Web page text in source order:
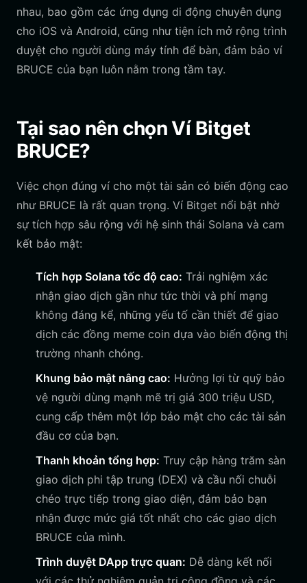
nhau, bao gồm các ứng dụng di động chuyên dụng
cho iOS và Android, cũng như tiện ích mở rộng trình
duyệt cho người dùng máy tính để bàn, đảm bảo ví
BRUCE của bạn luôn nằm trong tầm tay.
Tại sao nên chọn Ví Bitget
BRUCE?
Việc chọn đúng ví cho một tài sản có biến động cao
như BRUCE là rất quan trọng. Ví Bitget nổi bật nhờ
sự tích hợp sâu rộng với hệ sinh thái Solana và cam
kết bảo mật:
Tích hợp Solana tốc độ cao: Trải nghiệm xác
nhận giao dịch gần như tức thời và phí mạng
không đáng kể, những yếu tố cần thiết để giao
dịch các đồng meme coin dựa vào biến động thị
trường nhanh chóng.
Khung bảo mật nâng cao: Hưởng lợi từ quỹ bảo
vệ người dùng mạnh mẽ trị giá 300 triệu USD,
cung cấp thêm một lớp bảo mật cho các tài sản
đầu cơ của bạn.
Thanh khoản tổng hợp: Truy cập hàng trăm sàn
giao dịch phi tập trung (DEX) và cầu nối chuỗi
chéo trực tiếp trong giao diện, đảm bảo bạn
nhận được mức giá tốt nhất cho các giao dịch
BRUCE của mình.
Trình duyệt DApp trực quan: Dễ dàng kết nối